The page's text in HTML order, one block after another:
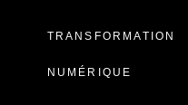
TRANSFORMATION
NUMÉRIQUE